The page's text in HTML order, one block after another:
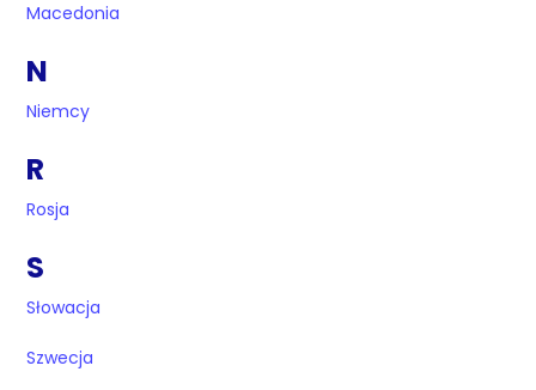
Macedonia
N
Niemcy
R
Rosja
S
Słowacja
Szwecja